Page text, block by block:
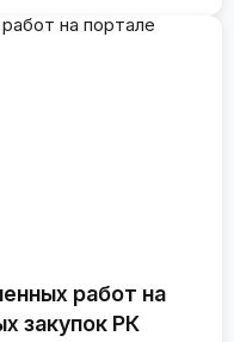
работ на
закупок РК